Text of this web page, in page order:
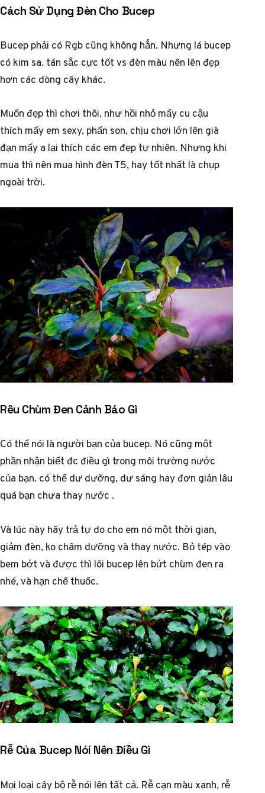
Cách Sử Dụng Đèn Cho Bucep
Bucep phải có Rgb cũng không hẳn. Nhưng lá bucep
có kim sa. tán sắc cực tốt vs đèn màu nên lên đẹp
hơn các dòng cây khác.
Muốn đẹp thì chơi thôi, như hồi nhỏ mấy cu cậu
thích mấy em sexy, phấn son, chịu chơi lớn lên già
đạn mấy a lại thích các em đẹp tự nhiên. Nhưng khi
mua thì nên mua hình đèn T5, hay tốt nhất là chụp
ngoài trời.
Rêu Chùm Đen Cảnh Báo Gì
Có thể nói là người bạn của bucep. Nó cũng một
phần nhận biết đc điều gì trong môi trường nước
của bạn. có thể dư dưỡng, dư sáng hay đơn giản lâu
quá bạn chưa thay nước .
Và lúc này hãy trả tự do cho em nó một thời gian,
giảm đèn, ko châm dưỡng và thay nước. Bỏ tép vào
bem bớt và được thì lôi bucep lên bứt chùm đen ra
nhé, và hạn chế thuốc.
Rễ Của Bucep Nói Nên Điều Gì
Mọi loại cây bộ rễ nói lên tất cả. Rễ cạn màu xanh, rễ